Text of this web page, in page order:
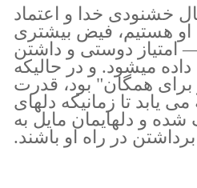
خشنودى خدا و اعتماد
هستيم، فيض بيشترى
امتياز دوستى و داشتن
داده ميشود. و در حاليكه
همگان" بود، قدرت
يابد تا زمانيكه دلهاى
و دلهايمان مايل به
در راه او باشند.